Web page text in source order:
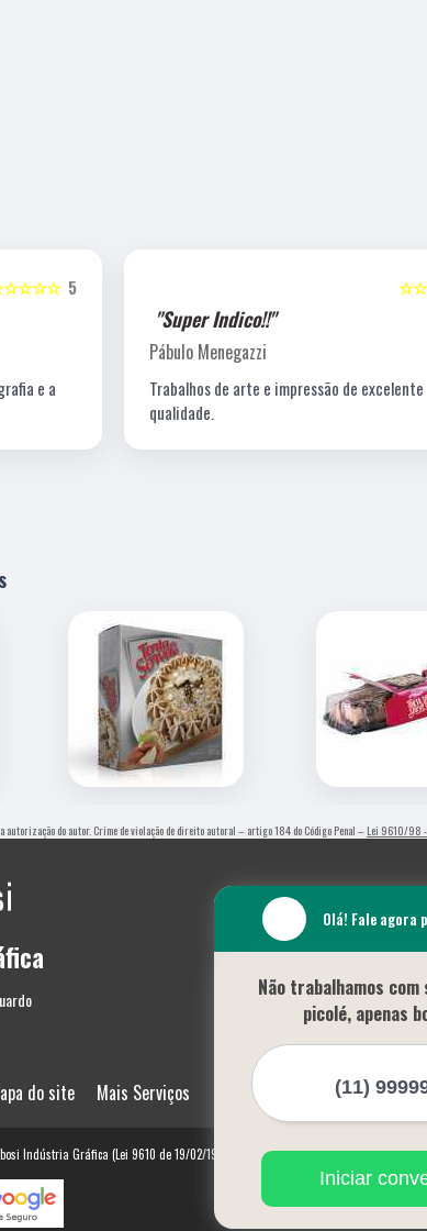
5
e a
"Super Indico!!"
Pábulo Menegazzi
Trabalhos de arte e impressão de excelente
qualidade.
do autor. Crime de violação de direito autoral – artigo 184 do Código Penal – Lei 9610/98
do site Mais Serviços
Indústria Gráfica (Lei 9610 de 19/02/1998)
Olá! Fale agora
Não trabalhamos com
picolé, apenas
Iniciar